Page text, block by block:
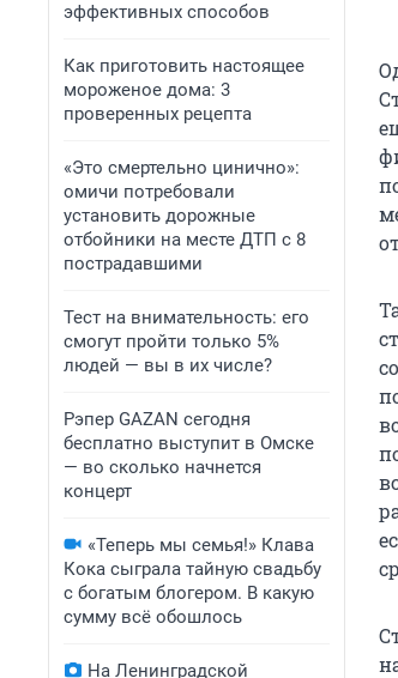
эффективных способов
Как приготовить настоящее
мороженое дома: 3
проверенных рецепта
«Это смертельно цинично»:
омичи потребовали
установить дорожные
отбойники на месте ДТП с 8
пострадавшими
Тест на внимательность: его
смогут пройти только 5%
людей — вы в их числе?
Рэпер GAZAN сегодня
бесплатно выступит в Омске
— во сколько начнется
концерт
«Теперь мы семья!» Клава
Кока сыграла тайную свадьбу
с богатым блогером. В какую
сумму всё обошлось
На Ленинградской